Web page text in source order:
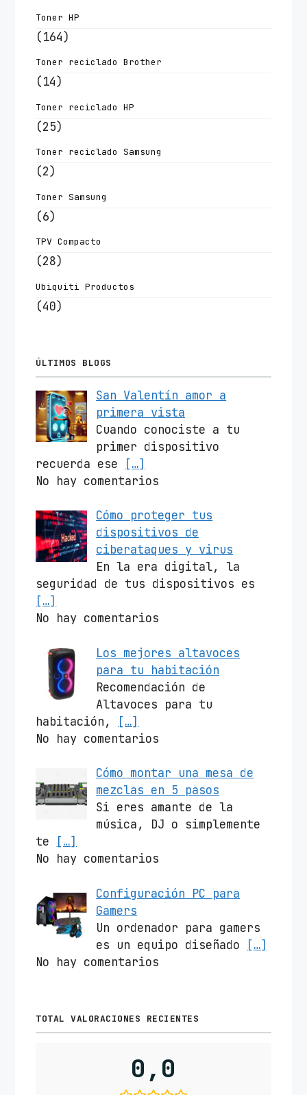
Toner HP
(164)
Toner reciclado Brother
(14)
Toner reciclado HP
(25)
Toner reciclado Samsung
(2)
Toner Samsung
(6)
TPV Compacto
(28)
Ubiquiti Productos
(40)
ÚLTIMOS BLOGS
San Valentín amor a
primera vista
Cuando conociste a tu
primer dispositivo
recuerda ese
[…]
No hay comentarios
Cómo proteger tus
dispositivos de
ciberataques y virus
En la era digital, la
seguridad de tus dispositivos es
[…]
No hay comentarios
Los mejores altavoces
para tu habitación
Recomendación de
Altavoces para tu
habitación,
[…]
No hay comentarios
Cómo montar una mesa de
mezclas en 5 pasos
Si eres amante de la
música, DJ o simplemente
te
[…]
No hay comentarios
Configuración PC para
Gamers
Un ordenador para gamers
es un equipo diseñado
[…]
No hay comentarios
TOTAL VALORACIONES RECIENTES
0,0